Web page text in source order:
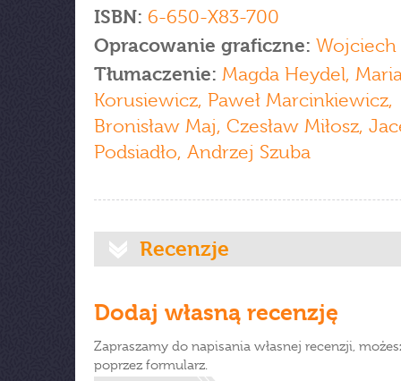
ISBN: 6-650-X83-700
Opracowanie graficzne: Wojciech
Tłumaczenie: Magda Heydel,
Korusiewicz, Paweł Marcinkiewicz,
Bronisław Maj, Czesław Miłosz,
Podsiadło, Andrzej Szuba
Recenzje
Dodaj własną recenzję
Zapraszamy do napisania własnej recenzji,
poprzez formularz.